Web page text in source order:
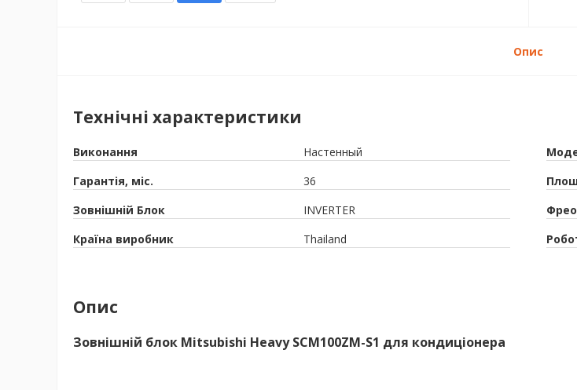
Опис
Технічні характеристики
Виконання
Настенный
Гарантія, міс.
36
Зовнішній Блок
INVERTER
Країна виробник
Thailand
Опис
Зовнішній блок Mitsubishi Heavy SCM100ZM-S1 для кондиціонера